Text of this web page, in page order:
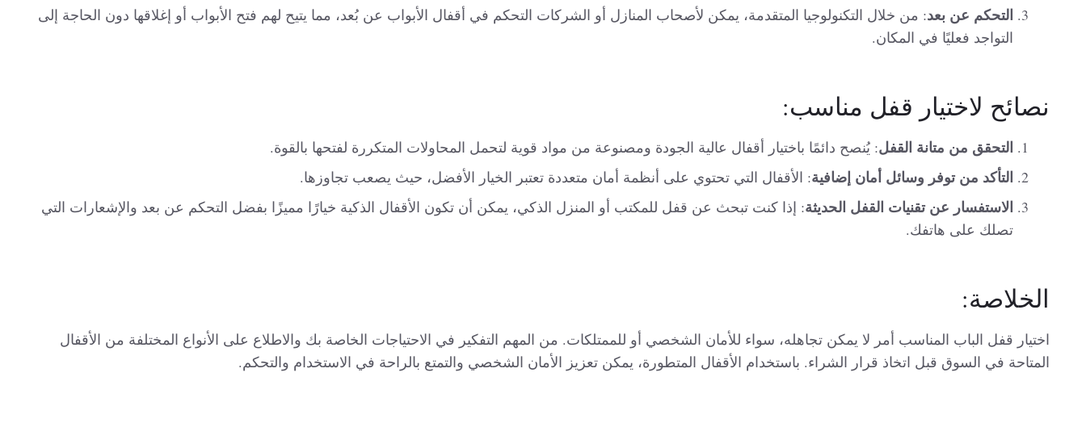
التحكم عن بعد: من خلال التكنولوجيا المتقدمة، يمكن لأصحاب المنازل أو الشركات التحكم في أقفال الأبواب عن بُعد، مما يتيح لهم فتح الأبواب أو إغلاقها دون الحاجة إلى
التواجد فعليًا في المكان.
نصائح لاختيار قفل مناسب:
التحقق من متانة القفل: يُنصح دائمًا باختيار أقفال عالية الجودة ومصنوعة من مواد قوية لتحمل المحاولات المتكررة لفتحها بالقوة.
التأكد من توفر وسائل أمان إضافية: الأقفال التي تحتوي على أنظمة أمان متعددة تعتبر الخيار الأفضل، حيث يصعب تجاوزها.
الاستفسار عن تقنيات القفل الحديثة: إذا كنت تبحث عن قفل للمكتب أو المنزل الذكي، يمكن أن تكون الأقفال الذكية خيارًا مميزًا بفضل التحكم عن بعد والإشعارات التي
تصلك على هاتفك.
الخلاصة:
اختيار قفل الباب المناسب أمر لا يمكن تجاهله، سواء للأمان الشخصي أو للممتلكات. من المهم التفكير في الاحتياجات الخاصة بك والاطلاع على الأنواع المختلفة من الأقفال
المتاحة في السوق قبل اتخاذ قرار الشراء. باستخدام الأقفال المتطورة، يمكن تعزيز الأمان الشخصي والتمتع بالراحة في الاستخدام والتحكم.